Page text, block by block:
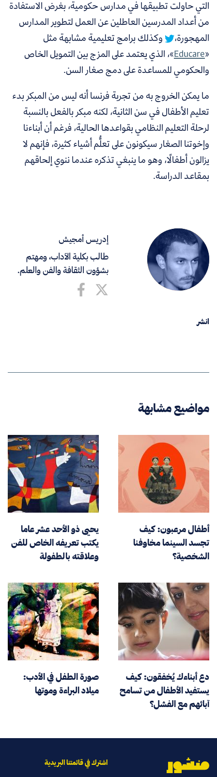
إدريس أمجيش
طالب بكلية الآداب، ومهتم
بشؤون الثقافة والفن والعلم.
انشر
التي حاولت تطبيقها في مدارس حكومية، بغرض الاستفادة
من أعداد المدرسين العاطلين عن العمل لتطوير المدارس
المهجورة،
وكذلك برامج تعليمية مشابهة مثل
«
Educare
»، الذي يعتمد على المزج بين التمويل الخاص
والحكومي للمساعدة على دمج صغار السن.
ما يمكن الخروج به من تجربة فرنسا أنه ليس من المبكر بدء
تعليم الأطفال في سن الثانية، لكنه مبكر بالفعل بالنسبة
لرحلة التعليم النظامي بقواعدها الحالية، فرغم أن أبناءنا
وإخوتنا الصغار سيكونون على تعلُّم أشياء كثيرة، فإنهم لا
يزالون أطفالًا، وهو ما ينبغي تذكره عندما ننوي إلحاقهم
بمقاعد الدراسة.
مواضيع مشابهة
أطفال مرعبون: كيف
تجسد السينما مخاوفنا
الشخصية؟
يحيى ذو الأحد عشر عاما
يكتب تعريفه الخاص للفن
وعلاقته بالطفولة
دع أبناءك يُخفقون: كيف
يستفيد الأطفال من تسامح
آبائهم مع الفشل؟
صورة الطفل في الأدب:
ميلاد البراءة وموتها
اشترك في قائمتنا البريدية